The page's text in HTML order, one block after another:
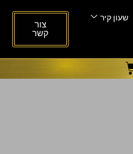
שעון קיר
צור
קשר